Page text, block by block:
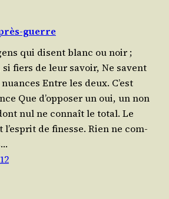
guerre
qui disent blanc ou noir ;
fiers de leur savoir, Ne savent
Entre les deux. C’est
Que d’op­po­ser un oui, un non
nul ne connaît le total. Le
l’es­prit de finesse. Rien ne com­